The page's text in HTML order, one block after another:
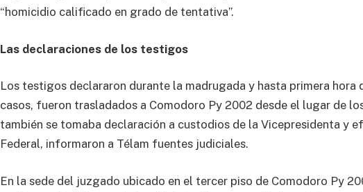
“homicidio calificado en grado de tentativa”.
Las declaraciones de los testigos
Los testigos declararon durante la madrugada y hasta primera hora
casos, fueron trasladados a Comodoro Py 2002 desde el lugar de
también se tomaba declaración a custodios de la Vicepresidenta y
Federal, informaron a Télam fuentes judiciales.
En la sede del juzgado ubicado en el tercer piso de Comodoro Py